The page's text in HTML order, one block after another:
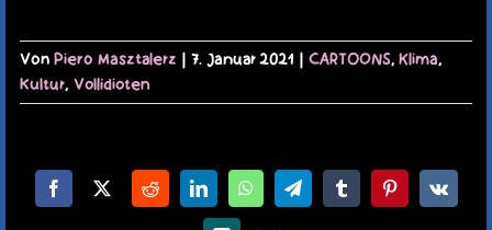
VonPiero Masztalerz | 7. Januar 2021 | CARTOONS,Klima,
Kultur,Vollidioten
Facebook
X RedditLinkedInWhatsAppTelegramTumblrPinterest
Vk